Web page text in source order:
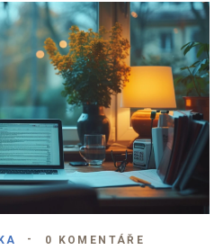
0 KOMENTÁŘE